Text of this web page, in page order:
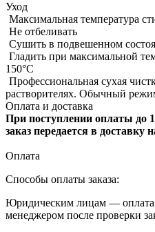
Уход
Максимальная температура
Не отбеливать
Сушить в подвешенном
Гладить при максимальной
150°С
Профессиональная сухая
растворителях. Обычный
Оплата и доставка
При поступлении оплаты до
заказ передается в
Оплата
Способы оплаты заказа:
Юридическим лицам — оплата
менеджером после проверки